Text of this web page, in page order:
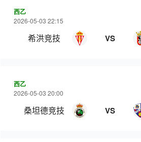
西乙
2026-05-03 22:15
希洪竞技 VS
西乙
2026-05-03 20:00
桑坦德竞技 VS